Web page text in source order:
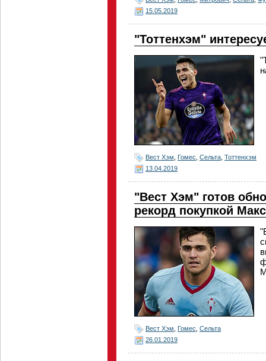
15.05.2019
"Тоттенхэм"
Вест Хэм Гомес Сельта Тоттенхэм
13.04.2019
"Вест Хэм" готов
рекорд покупкой
Вест Хэм Гомес Сельта
26.01.2019